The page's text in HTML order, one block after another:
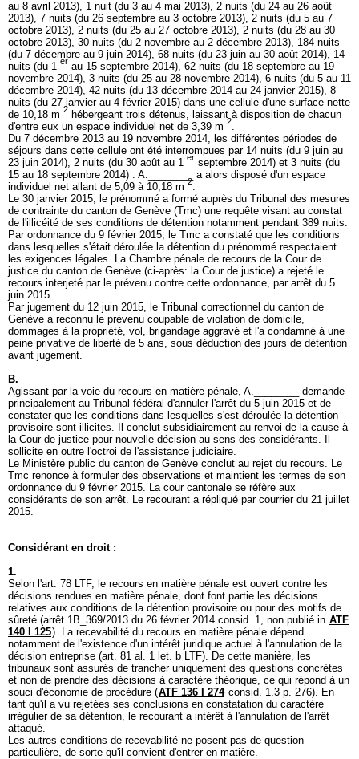
au 8 avril 2013), 1 nuit (du 3 au 4 mai 2013), 2 nuits (du 24 au 26 août
2013), 7 nuits (du 26 septembre au 3 octobre 2013), 2 nuits (du 5 au 7
octobre 2013), 2 nuits (du 25 au 27 octobre 2013), 2 nuits (du 28 au 30
octobre 2013), 30 nuits (du 2 novembre au 2 décembre 2013), 184 nuits
(du 7 décembre au 9 juin 2014), 68 nuits (du 23 juin au 30 août 2014), 14
nuits (du 1 er au 15 septembre 2014), 62 nuits (du 18 septembre au 19
novembre 2014), 3 nuits (du 25 au 28 novembre 2014), 6 nuits (du 5 au 11
décembre 2014), 42 nuits (du 13 décembre 2014 au 24 janvier 2015), 8
nuits (du 27 janvier au 4 février 2015) dans une cellule d'une surface nette
de 10,18 m 2 hébergeant trois détenus, laissant à disposition de chacun
d'entre eux un espace individuel net de 3,39 m 2.
Du 7 décembre 2013 au 19 novembre 2014, les différentes périodes de
séjours dans cette cellule ont été interrompues par 14 nuits (du 9 juin au
23 juin 2014), 2 nuits (du 30 août au 1 er septembre 2014) et 3 nuits (du
15 au 18 septembre 2014) : A.________ a alors disposé d'un espace
individuel net allant de 5,09 à 10,18 m 2.
Le 30 janvier 2015, le prénommé a formé auprès du Tribunal des mesures
de contrainte du canton de Genève (Tmc) une requête visant au constat
de l'illicéité de ses conditions de détention notamment pendant 389 nuits.
Par ordonnance du 9 février 2015, le Tmc a constaté que les conditions
dans lesquelles s'était déroulée la détention du prénommé respectaient
les exigences légales. La Chambre pénale de recours de la Cour de
justice du canton de Genève (ci-après: la Cour de justice) a rejeté le
recours interjeté par le prévenu contre cette ordonnance, par arrêt du 5
juin 2015.
Par jugement du 12 juin 2015, le Tribunal correctionnel du canton de
Genève a reconnu le prévenu coupable de violation de domicile,
dommages à la propriété, vol, brigandage aggravé et l'a condamné à une
peine privative de liberté de 5 ans, sous déduction des jours de détention
avant jugement.
B.
Agissant par la voie du recours en matière pénale, A.________ demande
principalement au Tribunal fédéral d'annuler l'arrêt du 5 juin 2015 et de
constater que les conditions dans lesquelles s'est déroulée la détention
provisoire sont illicites. Il conclut subsidiairement au renvoi de la cause à
la Cour de justice pour nouvelle décision au sens des considérants. Il
sollicite en outre l'octroi de l'assistance judiciaire.
Le Ministère public du canton de Genève conclut au rejet du recours. Le
Tmc renonce à formuler des observations et maintient les termes de son
ordonnance du 9 février 2015. La cour cantonale se réfère aux
considérants de son arrêt. Le recourant a répliqué par courrier du 21 juillet
2015.
Considérant en droit :
1.
Selon l'art. 78 LTF, le recours en matière pénale est ouvert contre les
décisions rendues en matière pénale, dont font partie les décisions
relatives aux conditions de la détention provisoire ou pour des motifs de
sûreté (arrêt 1B_369/2013 du 26 février 2014 consid. 1, non publié in ATF
140 I 125). La recevabilité du recours en matière pénale dépend
notamment de l'existence d'un intérêt juridique actuel à l'annulation de la
décision entreprise (art. 81 al. 1 let. b LTF). De cette manière, les
tribunaux sont assurés de trancher uniquement des questions concrètes
et non de prendre des décisions à caractère théorique, ce qui répond à un
souci d'économie de procédure (ATF 136 I 274 consid. 1.3 p. 276). En
tant qu'il a vu rejetées ses conclusions en constatation du caractère
irrégulier de sa détention, le recourant a intérêt à l'annulation de l'arrêt
attaqué.
Les autres conditions de recevabilité ne posent pas de question
particulière, de sorte qu'il convient d'entrer en matière.